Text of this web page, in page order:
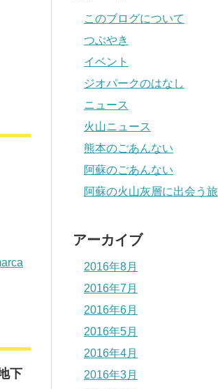
下
このブログについて
つぶやき
イベント
ジオパークのはなし
ニュース
火山ニュース
熊本のごあんない
阿蘇のごあんない
阿蘇の火山灰層に出会う旅
アーカイブ
2016年8月
2016年7月
2016年6月
2016年5月
2016年4月
2016年3月